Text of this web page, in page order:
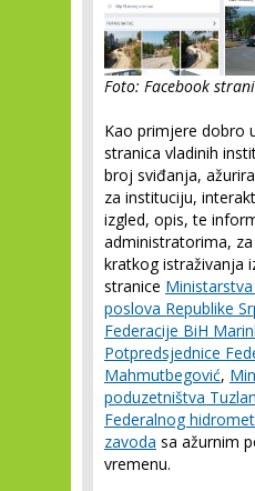
Foto: Facebook
Kao primjere dobro
stranica vladinih
broj sviđanja,
za instituciju,
izgled, opis, te
administratorima,
kratkog istraživanja
stranice
poslova Republike
Federacije BiH
Potpredsjednice
Mahmutbegović,
poduzetništva
Federalnog
zavoda sa ažurnim
vremenu.